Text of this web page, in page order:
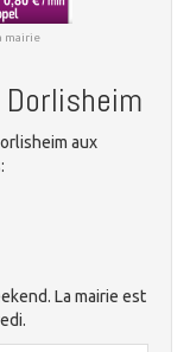
mairie
aux
La mairie est